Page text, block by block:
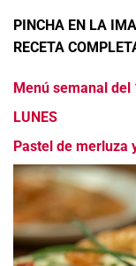
PINCHA EN LA
RECETA
Menú semanal del
LUNES
Pastel de merluza